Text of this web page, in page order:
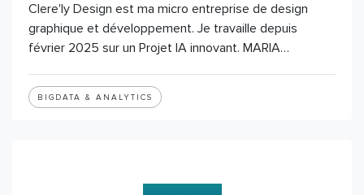
Clere'ly Design est ma micro entreprise de design
graphique et développement. Je travaille depuis
février 2025 sur un Projet IA innovant. MARIA…
BIGDATA & ANALYTICS